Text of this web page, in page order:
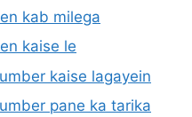
kab milega
kaise le
kaise lagayein
pane ka tarika